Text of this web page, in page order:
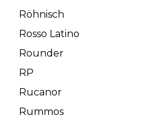
Röhnisch
Rosso Latino
Rounder
RP
Rucanor
Rummos